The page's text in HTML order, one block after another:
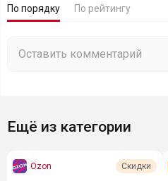
По порядку По рейтингу
Ещё из категории
Ozon Скидки